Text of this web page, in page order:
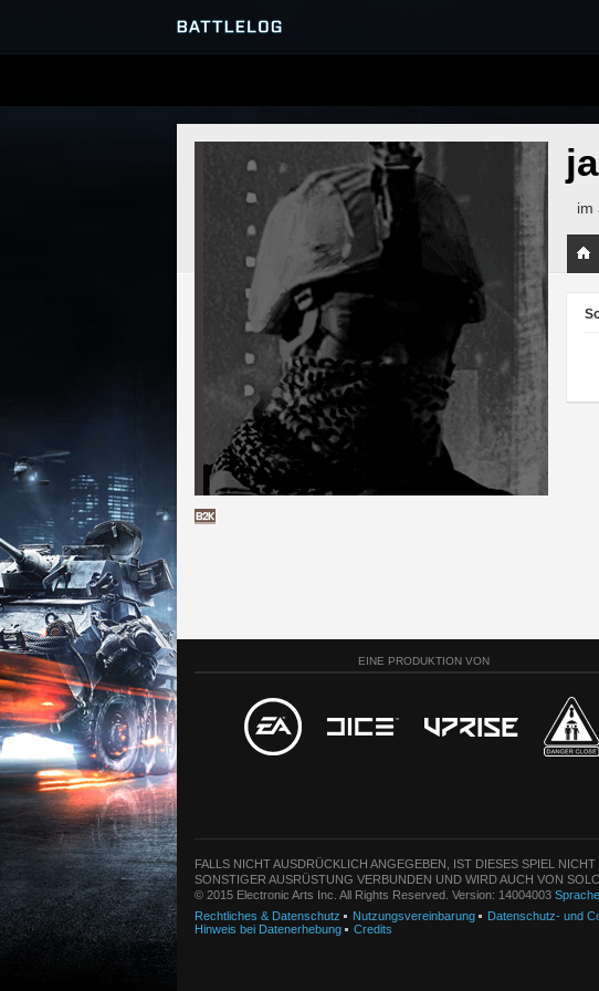
SERVER-BROWSER
MATCHES
im
EINE PRODUKTION VON
FALLS NICHT AUSDRÜCKLICH ANGEGEBEN, IST DIESES SPIEL
SONSTIGER AUSRÜSTUNG VERBUNDEN UND WIRD AUCH VON
© 2015 Electronic Arts Inc. All Rights Reserved. Version: 14004003
Rechtliches & Datenschutz
Nutzungsvereinbarung Datenschutz- und
Hinweis bei Datenerhebung
Credits